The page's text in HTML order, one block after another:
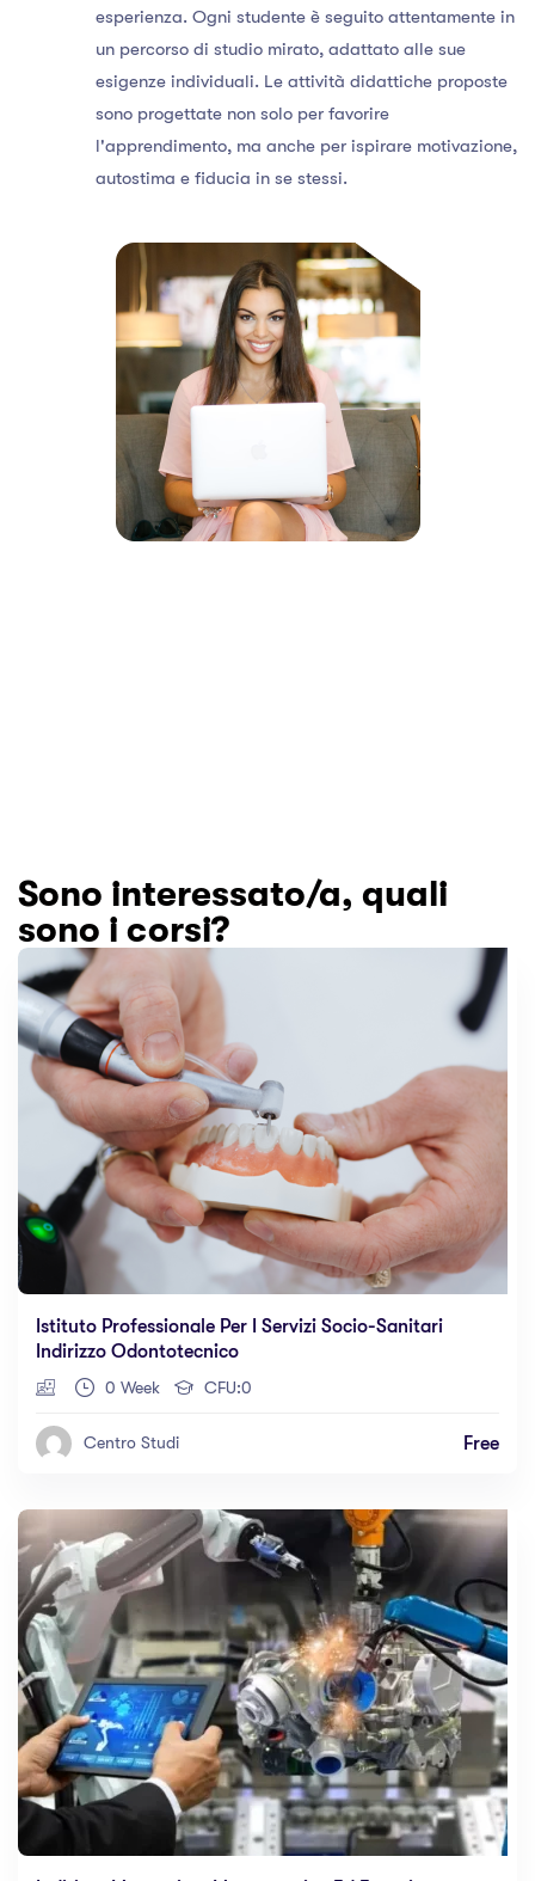
esperienza. Ogni studente è seguito attentamente in
un percorso di studio mirato, adattato alle sue
esigenze individuali. Le attività didattiche proposte
sono progettate non solo per favorire
l'apprendimento, ma anche per ispirare motivazione,
autostima e fiducia in se stessi.
Sono interessato/a, quali
sono i corsi?
Istituto Professionale Per I Servizi Socio-Sanitari
Indirizzo Odontotecnico
0 Week CFU:0
Centro Studi Free